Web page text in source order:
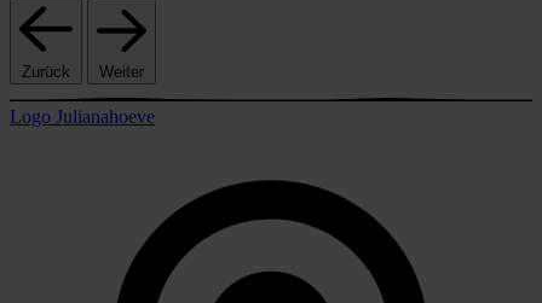
Zurück Weiter
Logo Julianahoeve